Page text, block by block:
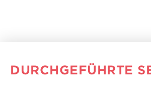
DURCHGEFÜHRTE